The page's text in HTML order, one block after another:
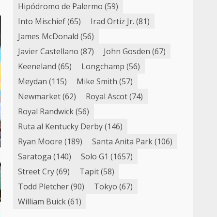
Hipódromo de Palermo (59)
Into Mischief(65) Irad Ortiz Jr. (81)
James McDonald (56)
Javier Castellano (87) John Gosden (67)
Keeneland (65) Longchamp (56)
Meydan (115) Mike Smith (57)
Newmarket(62) Royal Ascot(74)
Royal Randwick(56)
Ruta al Kentucky Derby(146)
Ryan Moore (189) Santa Anita Park(106)
Saratoga (140) Solo G1 (1657)
Street Cry(69) Tapit(58)
Todd Pletcher(90) Tokyo (67)
William Buick(61)